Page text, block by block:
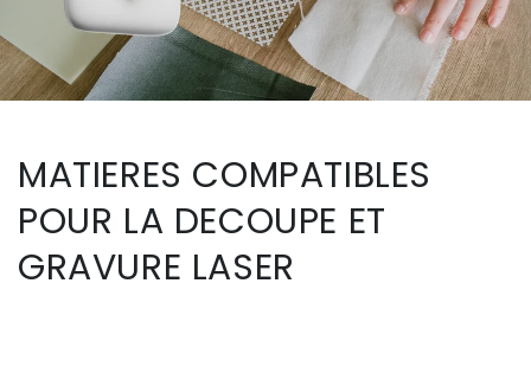
MATIERES COMPATIBLES
POUR LA DECOUPE ET
GRAVURE LASER